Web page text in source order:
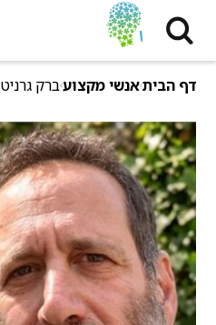
דף הביתאנשי מקצועברק גרניט